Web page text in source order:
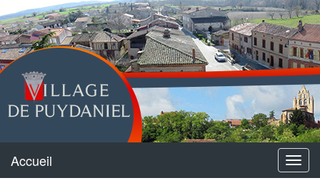
Puydaniel
Menu
Accueil